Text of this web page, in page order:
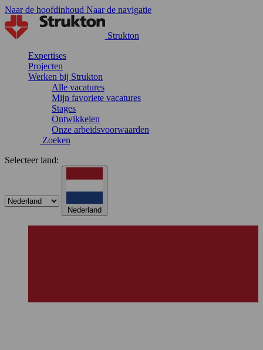
Naar de hoofdinhoud Naar de navigatie
Strukton
Expertises
Projecten
Werken bij Strukton
Alle vacatures
Mijn favoriete vacatures
Stages
Ontwikkelen
Onze arbeidsvoorwaarden
Zoeken
Selecteer land:
Nederland